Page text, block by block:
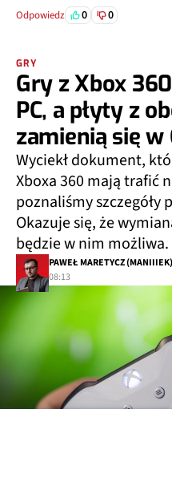
Odpowiedz 0 0
GRY
Gry z Xbox
PC, a płyty z
zamienią się w
Wyciekł dokument,
Xboxa 360 mają trafić
poznaliśmy
Okazuje się, że
będzie w nim możliwa.
PAWEŁ MARETYCZ (MANIIIEK)
08:13